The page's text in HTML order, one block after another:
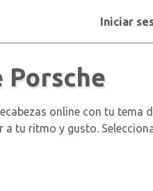
Iniciar
Porsche
online con tu
tu ritmo y gusto.